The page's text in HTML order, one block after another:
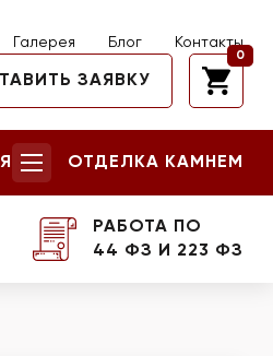
Галерея Блог Контакты
ЗАЯВКУ
0
ОТДЕЛКА КАМНЕМ
РАБОТА ПО
44 ФЗ И 223 ФЗ